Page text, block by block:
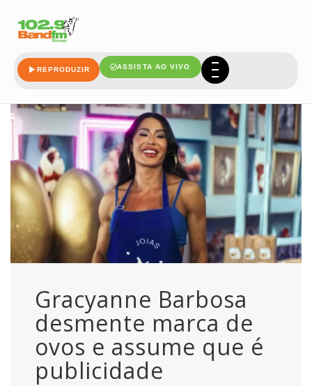
REPRODUZIR ASSISTA AO VIVO
barbosa
Gracyanne Barbosa
desmente marca de
ovos e assume que é
publicidade